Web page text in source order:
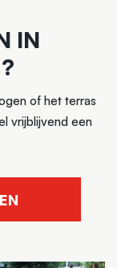
IN
of het terras
vrijblijvend een